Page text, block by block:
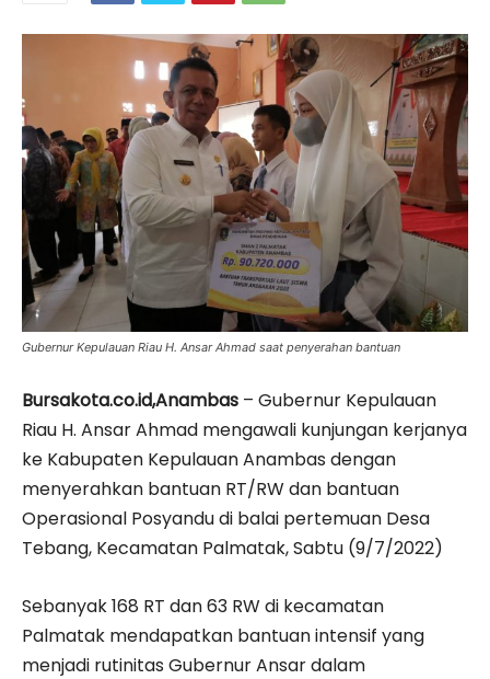
Gubernur Kepulauan Riau H. Ansar Ahmad saat penyerahan bantuan
Bursakota.co.id,Anambas – Gubernur Kepulauan
Riau H. Ansar Ahmad mengawali kunjungan kerjanya
ke Kabupaten Kepulauan Anambas dengan
menyerahkan bantuan RT/RW dan bantuan
Operasional Posyandu di balai pertemuan Desa
Tebang, Kecamatan Palmatak, Sabtu (9/7/2022)
Sebanyak 168 RT dan 63 RW di kecamatan
Palmatak mendapatkan bantuan intensif yang
menjadi rutinitas Gubernur Ansar dalam